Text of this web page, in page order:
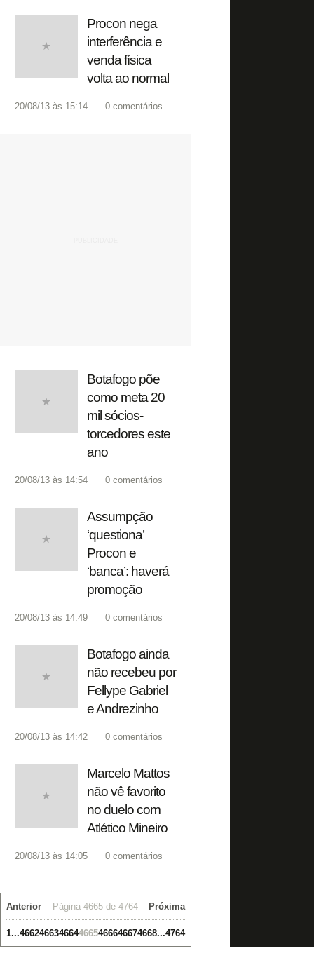
Procon nega
interferência e
venda física
volta ao normal
20/08/13 às 15:14 0 comentários
Botafogo põe
como meta 20
mil sócios-
torcedores este
ano
20/08/13 às 14:54 0 comentários
Assumpção
‘questiona’
Procon e
‘banca’: haverá
promoção
20/08/13 às 14:49 0 comentários
Botafogo ainda
não recebeu por
Fellype Gabriel
e Andrezinho
20/08/13 às 14:42 0 comentários
Marcelo Mattos
não vê favorito
no duelo com
Atlético Mineiro
20/08/13 às 14:05 0 comentários
Anterior Página 4665 de 4764 Próxima
1...4662466346644665466646674668...4764